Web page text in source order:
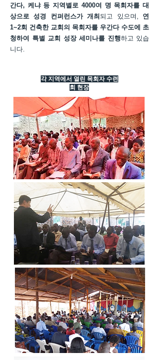
간다, 케냐 등 지역별로 4000여 명 목회자를 대
상으로 성경 컨퍼런스가 개최 되고 있으며, 연
1~2회 건축한 교회의 목회자를 우간다 수도에 초
청하여 특별 교회 성장 세미나를 진행하고 있습
니다.
각 지역에서 열린 목회자 수련
회 현장